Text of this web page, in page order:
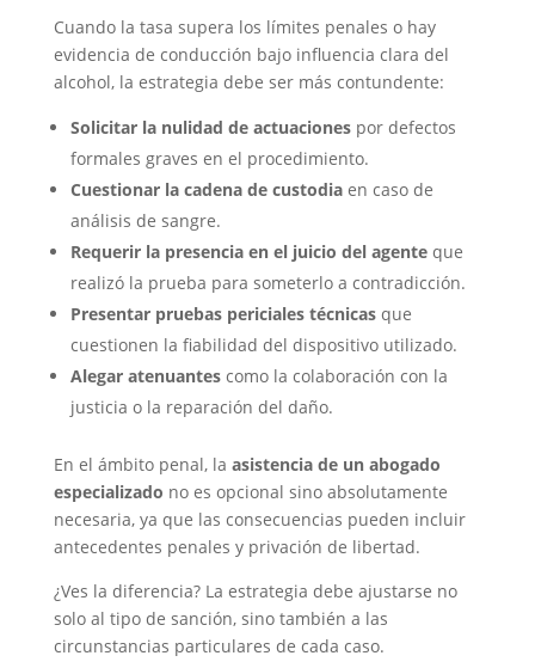
Cuando la tasa supera los límites penales o hay
evidencia de conducción bajo influencia clara del
alcohol, la estrategia debe ser más contundente:
Solicitar la nulidad de actuacionespor defectos
formales graves en el procedimiento.
Cuestionar la cadena de custodiaen caso de
análisis de sangre.
Requerir la presencia en el juicio del agenteque
realizó la prueba para someterlo a contradicción.
Presentar pruebas periciales técnicasque
cuestionen la fiabilidad del dispositivo utilizado.
Alegar atenuantescomo la colaboración con la
justicia o la reparación del daño.
En el ámbito penal, la asistencia de un abogado
especializado no es opcional sino absolutamente
necesaria, ya que las consecuencias pueden incluir
antecedentes penales y privación de libertad.
¿Ves la diferencia? La estrategia debe ajustarse no
solo al tipo de sanción, sino también a las
circunstancias particulares de cada caso.